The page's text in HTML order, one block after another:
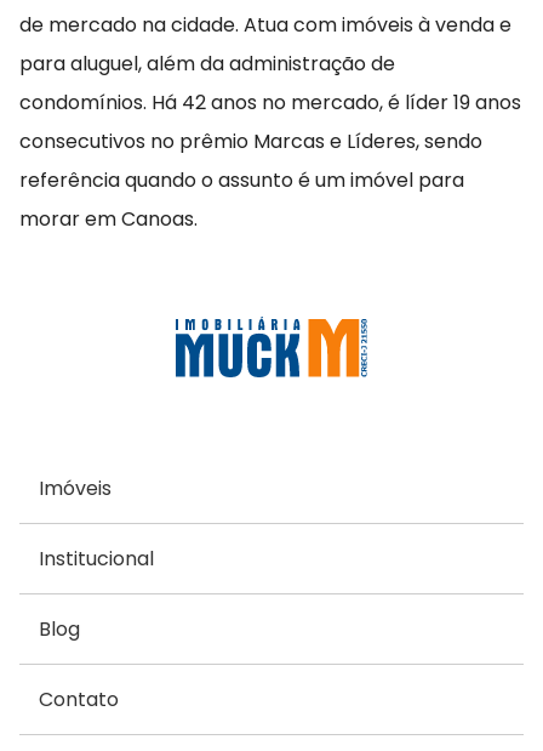
de mercado na cidade. Atua com imóveis à venda e
para aluguel, além da administração de
condomínios. Há 42 anos no mercado, é líder 19 anos
consecutivos no prêmio Marcas e Líderes, sendo
referência quando o assunto é um imóvel para
morar em Canoas.
Imóveis
Institucional
Blog
Contato